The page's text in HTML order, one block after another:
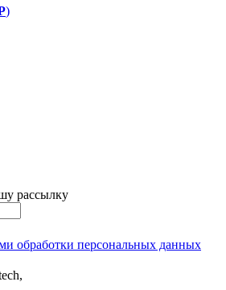
)
рассылку
обработки персональных данных